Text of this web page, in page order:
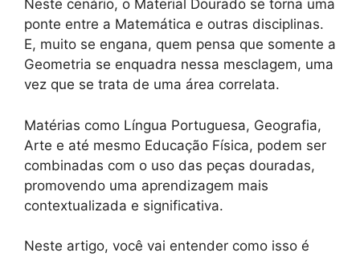
Neste cenário, o Material Dourado se torna uma
ponte entre a Matemática e outras disciplinas.
E, muito se engana, quem pensa que somente a
Geometria se enquadra nessa mesclagem, uma
vez que se trata de uma área correlata.
Matérias como Língua Portuguesa, Geografia,
Arte e até mesmo Educação Física, podem ser
combinadas com o uso das peças douradas,
promovendo uma aprendizagem mais
contextualizada e significativa.
Neste artigo, você vai entender como isso é